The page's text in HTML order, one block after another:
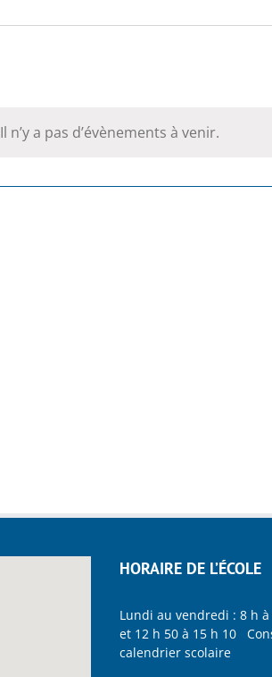
Notice
Il n’y a pas d’évènements à venir.
HORAIRE DE L’ÉCOLE
Lundi au vendredi : 8 h à
et 12 h 50 à 15 h 10
calendrier scolaire